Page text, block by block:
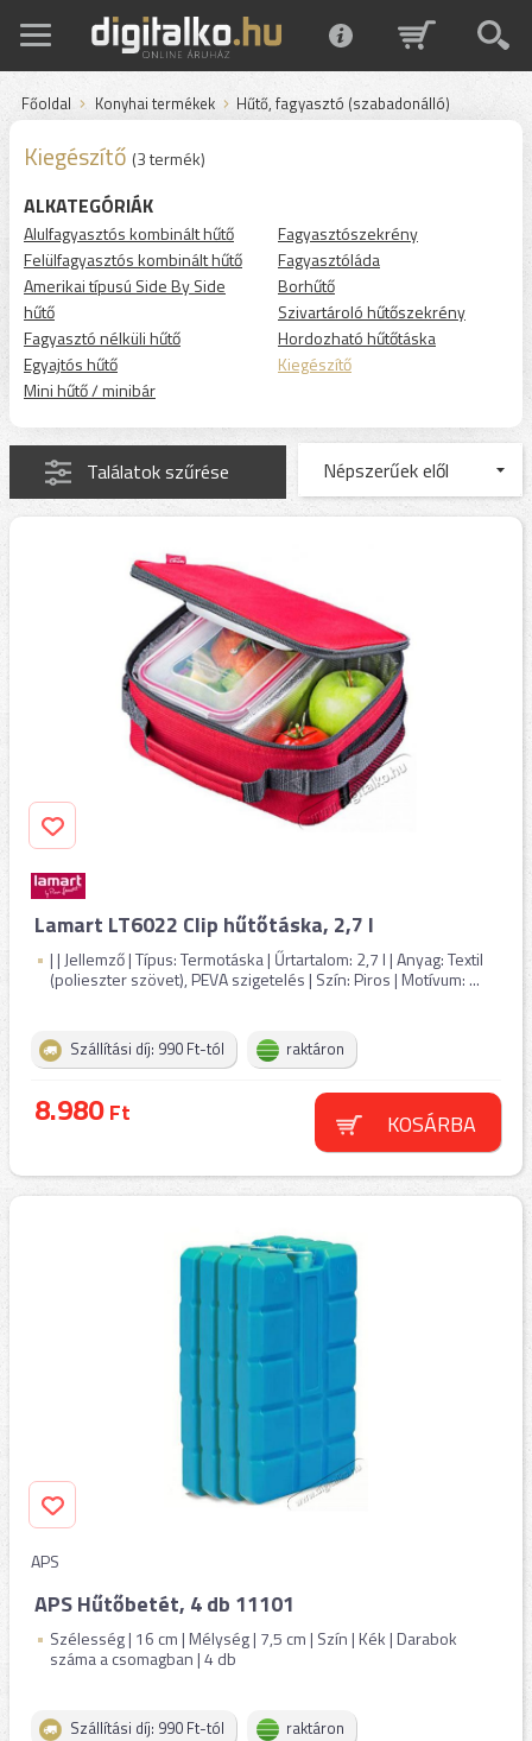
Főoldal Konyhai termékek Hűtő, fagyasztó (szabadonálló)
Kiegészítő (3 termék)
ALKATEGÓRIÁK
Alulfagyasztós kombinált hűtő
Felülfagyasztós kombinált hűtő
Amerikai típusú Side By Side
hűtő
Fagyasztó nélküli hűtő
Egyajtós hűtő
Mini hűtő / minibár
Fagyasztószekrény
Fagyasztóláda
Borhűtő
Szivartároló hűtőszekrény
Hordozható hűtőtáska
Kiegészítő
Találatok szűrése
Lamart LT6022 Clip hűtőtáska, 2,7 l
| | Jellemző | Típus: Termotáska | Űrtartalom: 2,7 l | Anyag: Textil
(polieszter szövet), PEVA szigetelés | Szín: Piros | Motívum: ...
Szállítási díj: 990 Ft-tól raktáron
8.980Ft KOSÁRBA
APS
APS Hűtőbetét, 4 db 11101
Szélesség | 16 cm | Mélység | 7,5 cm | Szín | Kék | Darabok
száma a csomagban | 4 db
Szállítási díj: 990 Ft-tól raktáron